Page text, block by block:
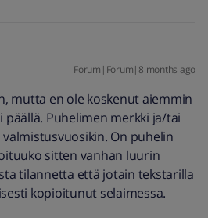
Forum|Forum|8 months ago
mutta en ole koskenut aiemmin
Puhelimen merkki ja/tai
On puhelin
sitten vanhan luurin
tilannetta että jotain tekstarilla
kopioitunut selaimessa.